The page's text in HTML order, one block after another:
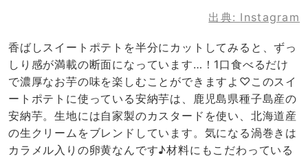
出典: Instagram
香ばしスイートポテトを半分にカットしてみると、ずっ
しり感が満載の断面になっています…！1口食べるだけ
で濃厚なお芋の味を楽しむことができますよ♡このスイ
ートポテトに使っている安納芋は、鹿児島県種子島産の
安納芋。生地には自家製のカスタードを使い、北海道産
の生クリームをブレンドしています。気になる渦巻きは
カラメル入りの卵黄なんです♪材料にもこだわっている